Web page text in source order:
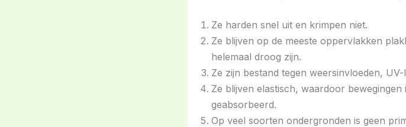
Ze harden snel uit en krimpen niet.
Ze blijven op de meeste oppervlakken
helemaal droog zijn.
Ze zijn bestand tegen weersinvloeden,
Ze blijven elastisch, waardoor
geabsorbeerd.
Op veel soorten ondergronden is geen